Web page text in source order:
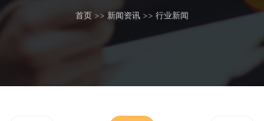
首页 >> 新闻资讯 >> 行业新闻